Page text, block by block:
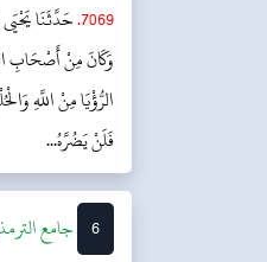
7069. حَدَّثَنَا
وَكَانَ مِنْ أَصْحَابِ
الرُّؤْيَا مِنْ اللَّهِ
فَلَنْ يَضُرَّهُ...
6 جامع